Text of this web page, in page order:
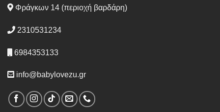
Φράγκων 14 (περιοχή βαρδάρη)
2310531234
6984353133
info@babylovezu.gr